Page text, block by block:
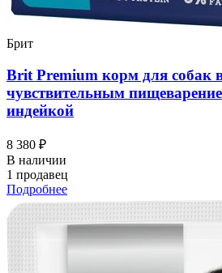
Брит
Brit Premium корм для собак
чувствительным
индейкой
8 380 ₽
В наличии
1 продавец
Подробнее